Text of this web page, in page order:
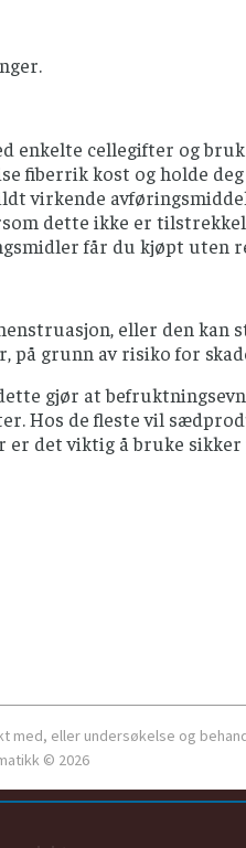
enkelte cellegifter og
fiberrik kost og holde
virkende
dette ikke er
får du kjøpt uten
eller den kan
grunn av risiko for
gjør at
Hos de fleste vil
er det viktig å bruke
eller undersøkelse og
© 2026